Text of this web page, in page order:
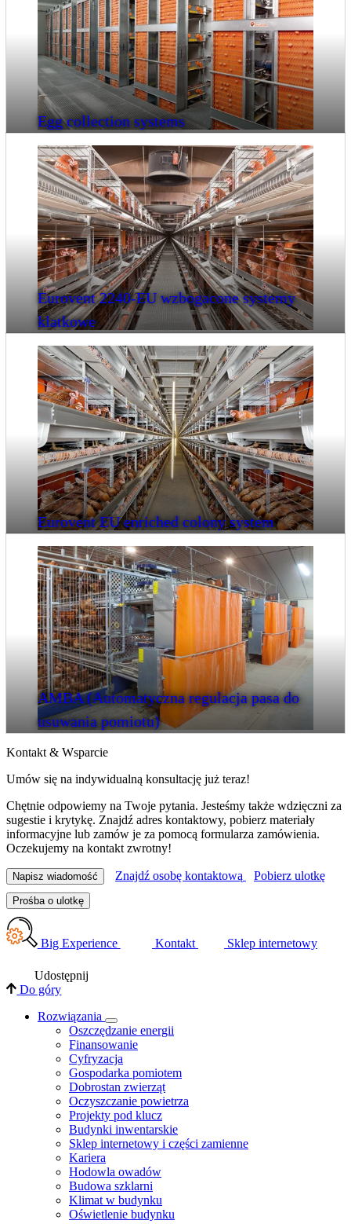
Egg collection systems
Eurovent 2240-EU wzbogacone systemy
klatkowe
Eurovent EU enriched colony system
AMBA (Automatyczna regulacja pasa do
usuwania pomiotu)
Kontakt & Wsparcie
Umów się na indywidualną konsultację już teraz!
Chętnie odpowiemy na Twoje pytania. Jesteśmy także wdzięczni za
sugestie i krytykę. Znajdź adres kontaktowy, pobierz materiały
informacyjne lub zamów je za pomocą formularza zamówienia.
Oczekujemy na kontakt zwrotny!
Napisz wiadomość Znajdź osobę kontaktową Pobierz ulotkę
Prośba o ulotkę
Big Experience Kontakt Sklep internetowy
Udostępnij
Do góry
Rozwiązania
​Oszczędzanie energii
Finansowanie
Cyfryzacja
Gospodarka pomiotem
Dobrostan zwierząt
Oczyszczanie powietrza
Projekty pod klucz
Budynki inwentarskie
Sklep internetowy i części zamienne
Kariera
Hodowla owadów
Budowa szklarni
Klimat w budynku
Oświetlenie budynku